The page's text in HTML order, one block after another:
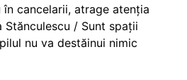
cancelarii, atrage atenția
Stănculescu / Sunt spații
nu va destăinui nimic